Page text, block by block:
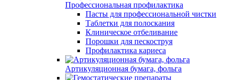
Профессиональная профилактика
Пасты для профессиональной чистки
Таблетки для полоскания
Клиническое отбеливание
Порошки для пескоструя
Профилактика кариеса
Артикуляционная бумага, фольга